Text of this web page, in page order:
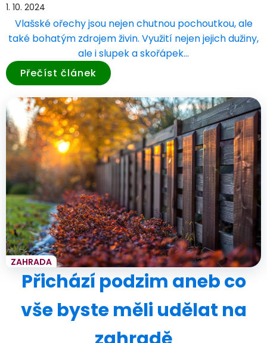
1. 10. 2024
Vlašské ořechy jsou nejen chutnou pochoutkou, ale
také bohatým zdrojem živin. Využití nejen jejich dužiny,
ale i slupek a skořápek…
Přečíst článek
ZAHRADA
Přichází podzim aneb co
vše byste měli udělat na